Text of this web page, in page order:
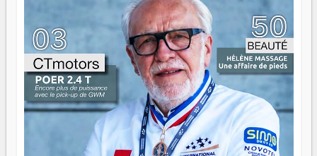
ont la force, les vieux ont l'expérience, comme on dit. Ce
n'est pas un combat de générations — c'est une question
d'équipage. Partagez vos réussites, mais aussi vos échecs.
Surtout vos échecs, d'ailleurs — ils enseignent mieux que
n'importe quel manuel. À Madagascar, la barque avance.
Il faut juste s'assurer que tout le monde rame dans le
même sens.